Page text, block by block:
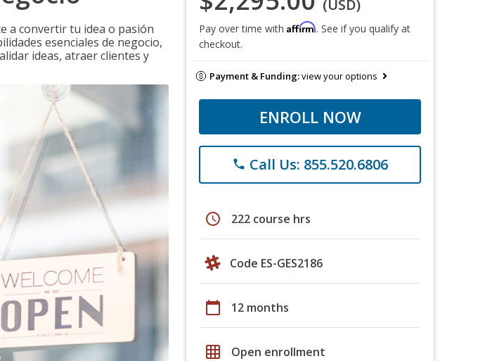
a convertir tu idea o pasión
esenciales de negocio,
ideas, atraer clientes y
(USD)
Pay over time with Affirm. See if you qualify at
checkout.
Payment & Funding:view your options
ENROLL NOW
phone Call Us: 855.520.6806
schedule 222 course hrs
Code ES-GES2186
calendar_today 12 months
grid_on Open enrollment